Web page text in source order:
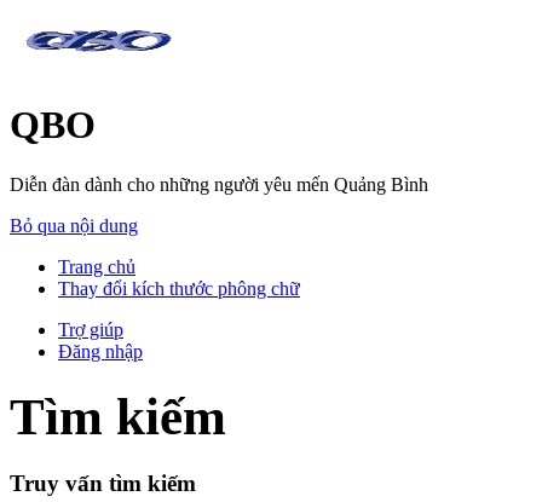
QBO
Diễn đàn dành cho những người yêu mến Quảng Bình
Bỏ qua nội dung
Trang chủ
Thay đổi kích thước phông chữ
Trợ giúp
Đăng nhập
Tìm kiếm
Truy vấn tìm kiếm